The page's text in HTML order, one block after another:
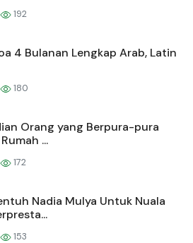
192
4 Bulanan Lengkap Arab, Latin
180
Orang yang Berpura-pura
...
172
Nadia Mulya Untuk Nuala
153